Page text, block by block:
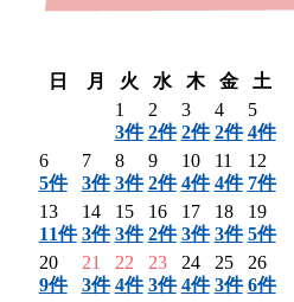
日
月 火 水 木 金
土
1
3件
2
2件
3
2件
4
2件
5
4件
6
5件
7
3件
8
3件
9
2件
10
4件
11
4件
12
7件
13
11件
14
3件
15
3件
16
2件
17
3件
18
3件
19
5件
20
9件
21
3件
22
4件
23
3件
24
4件
25
3件
26
6件